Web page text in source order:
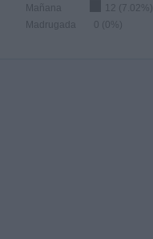
Mañana
12 (7.02%)
Madrugada
0 (0%)